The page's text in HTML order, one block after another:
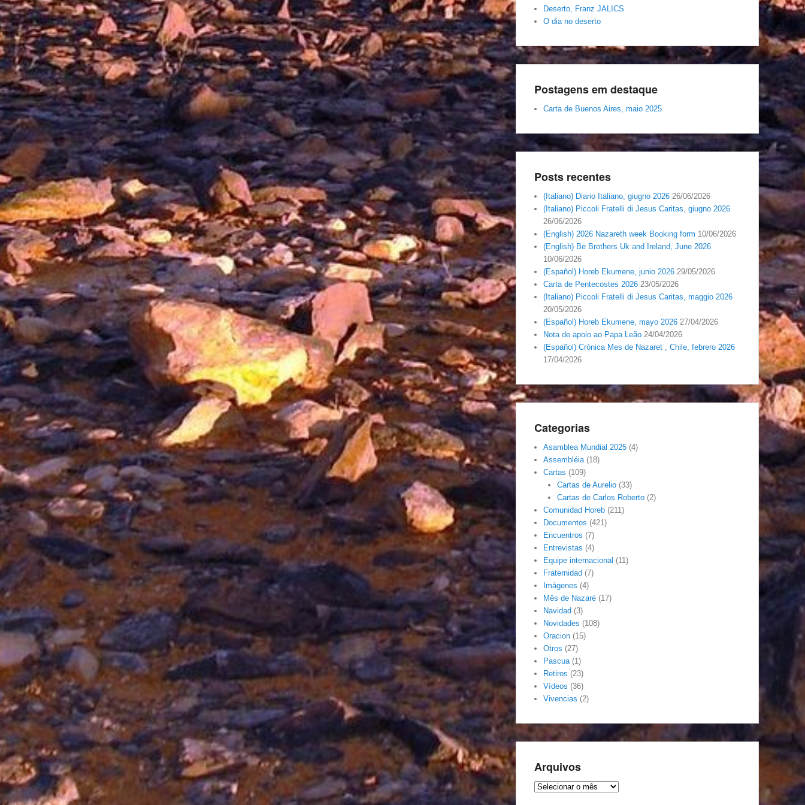
Deserto, Franz JALICS
O dia no deserto
Postagens em destaque
Carta de Buenos Aires, maio 2025
Posts recentes
(Italiano) Diario Italiano, giugno 2026 26/06/2026
(Italiano) Piccoli Fratelli di Jesus Caritas, giugno 2026
26/06/2026
(English) 2026 Nazareth week Booking form 10/06/2026
(English) Be Brothers Uk and Ireland, June 2026
10/06/2026
(Español) Horeb Ekumene, junio 2026 29/05/2026
Carta de Pentecostes 2026 23/05/2026
(Italiano) Piccoli Fratelli di Jesus Caritas, maggio 2026
20/05/2026
(Español) Horeb Ekumene, mayo 2026 27/04/2026
Nota de apoio ao Papa Leão 24/04/2026
(Español) Crónica Mes de Nazaret , Chile, febrero 2026
17/04/2026
Categorias
Asamblea Mundial 2025 (4)
Assembléia(18)
Cartas (109)
Cartas de Aurelio(33)
Cartas de Carlos Roberto(2)
Comunidad Horeb (211)
Documentos (421)
Encuentros (7)
Entrevistas (4)
Equipe internacional (11)
Fraternidad (7)
Imágenes (4)
Mês de Nazaré (17)
Navidad (3)
Novidades (108)
Oracion (15)
Otros (27)
Pascua(1)
Retiros (23)
Vídeos (36)
Vivencias (2)
Arquivos
Arquivos